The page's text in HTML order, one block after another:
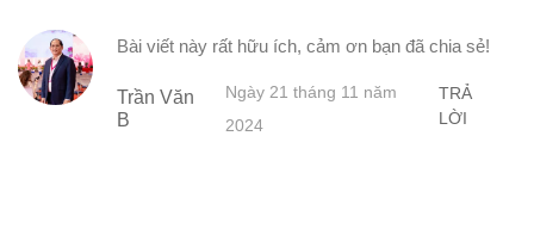
Bài viết này rất hữu ích, cảm ơn bạn đã chia sẻ!
Trần Văn
B
Ngày 21 tháng 11 năm
2024
TRẢ
LỜI